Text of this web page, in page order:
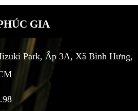
GIA
Park, Ấp 3A, Xã Bình Hưng,